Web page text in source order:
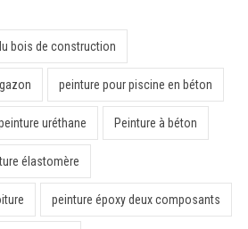
bois de construction
peinture pour piscine en béton
uréthane Peinture à béton
élastomère
peinture époxy deux composants